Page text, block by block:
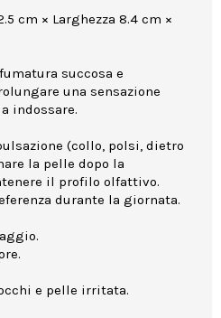
cm × Larghezza 8.4 cm ×
succosa e
una sensazione
indossare.
(collo, polsi, dietro
la pelle dopo la
il profilo olfattivo.
durante la giornata.
e pelle irritata.